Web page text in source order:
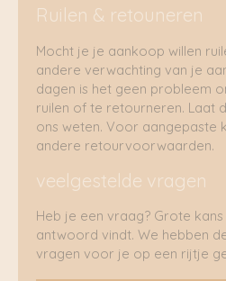
Ruilen & retouneren
Mocht je je aankoop willen
andere verwachting van je
dagen is het geen probleem
ruilen of te retourneren. Laat
ons weten. Voor aangepaste
andere retourvoorwaarden.
veelgestelde vragen
Heb je een vraag? Grote
antwoord vindt. We hebben
vragen voor je op een rijtje